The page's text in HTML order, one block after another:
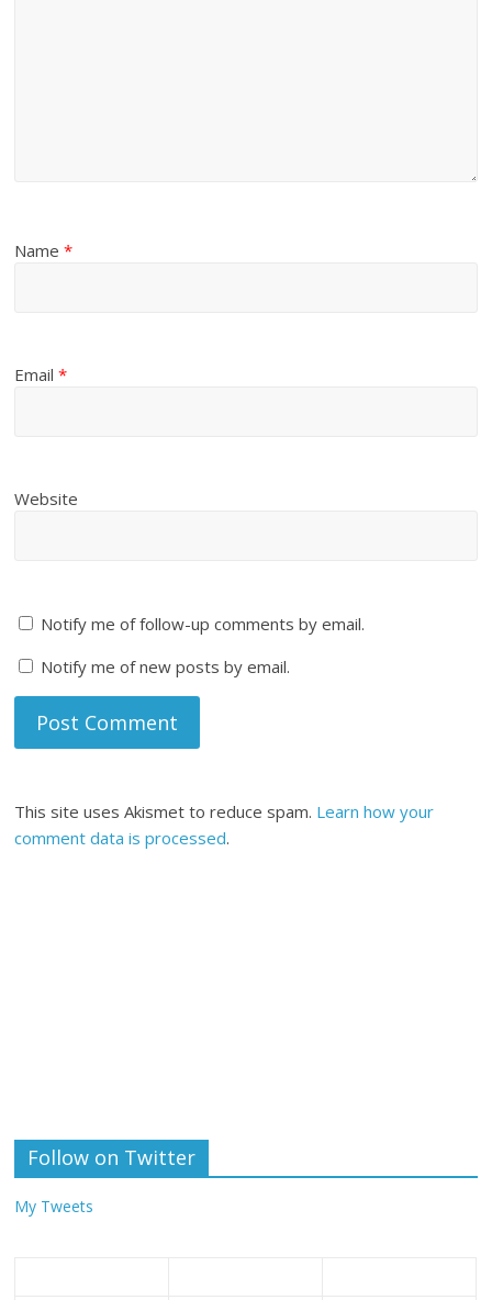
Name*
Email*
Website
Notify me of follow-up comments by email.
Notify me of new posts by email.
This site uses Akismet to reduce spam. Learn how your
comment data is processed.
Follow on Twitter
My Tweets